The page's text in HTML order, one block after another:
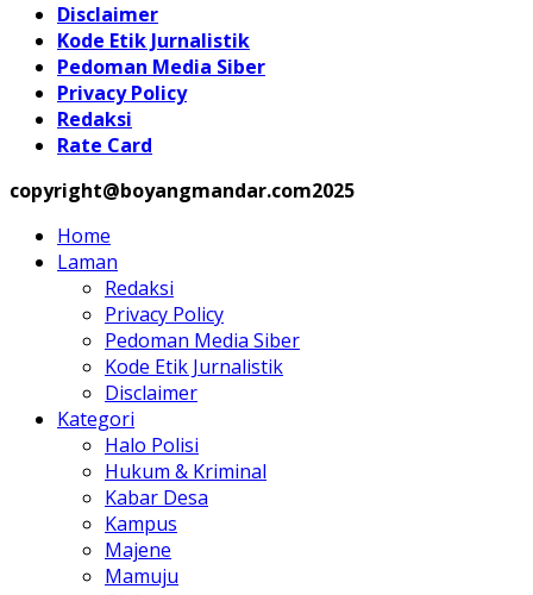
Disclaimer
Kode Etik Jurnalistik
Pedoman Media Siber
Privacy Policy
Redaksi
Rate Card
copyright@boyangmandar.com2025
Home
Laman
Redaksi
Privacy Policy
Pedoman Media Siber
Kode Etik Jurnalistik
Disclaimer
Kategori
Halo Polisi
Hukum & Kriminal
Kabar Desa
Kampus
Majene
Mamuju